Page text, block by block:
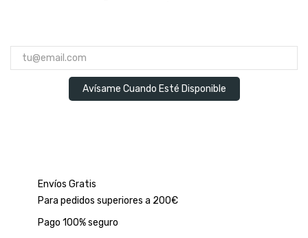
Avísame Cuando Esté Disponible
Envíos Gratis
Para pedidos superiores a 200€
Pago 100% seguro